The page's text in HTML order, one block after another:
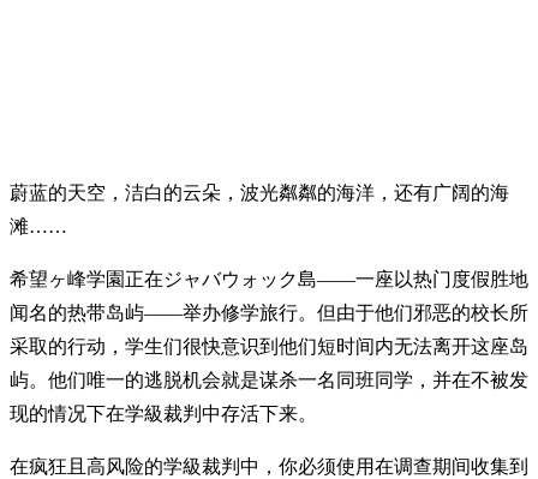
蔚蓝的天空，洁白的云朵，波光粼粼的海洋，还有广阔的海
滩……
希望ヶ峰学園正在ジャバウォック島——一座以热门度假胜地
闻名的热带岛屿——举办修学旅行。但由于他们邪恶的校长所
采取的行动，学生们很快意识到他们短时间内无法离开这座岛
屿。他们唯一的逃脱机会就是谋杀一名同班同学，并在不被发
现的情况下在学級裁判中存活下来。
在疯狂且高风险的学級裁判中，你必须使用在调查期间收集到